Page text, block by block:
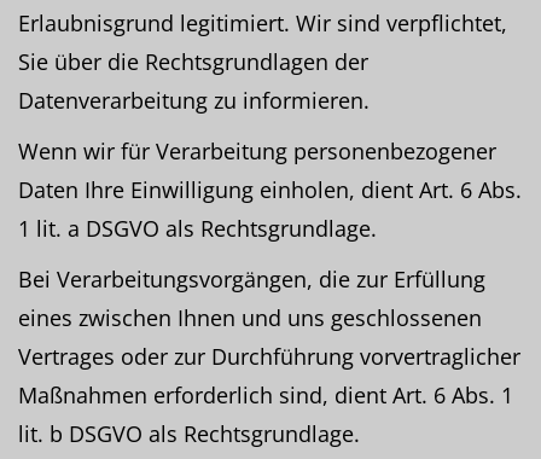
Erlaubnisgrund legitimiert. Wir sind verpflichtet,
Sie über die Rechtsgrundlagen der
Datenverarbeitung zu informieren.
Wenn wir für Verarbeitung personenbezogener
Daten Ihre Einwilligung einholen, dient Art. 6 Abs.
1 lit. a DSGVO als Rechtsgrundlage.
Bei Verarbeitungsvorgängen, die zur Erfüllung
eines zwischen Ihnen und uns geschlossenen
Vertrages oder zur Durchführung vorvertraglicher
Maßnahmen erforderlich sind, dient Art. 6 Abs. 1
lit. b DSGVO als Rechtsgrundlage.